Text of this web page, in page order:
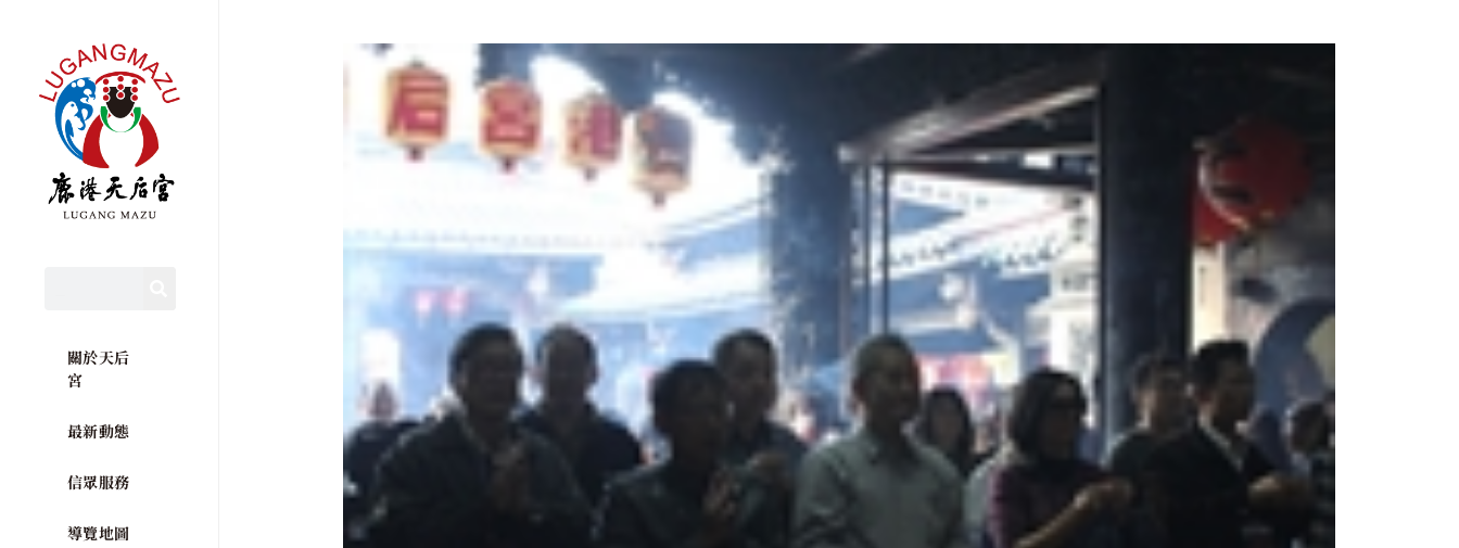
關於天后
宮
最新動態
信眾服務
導覽地圖